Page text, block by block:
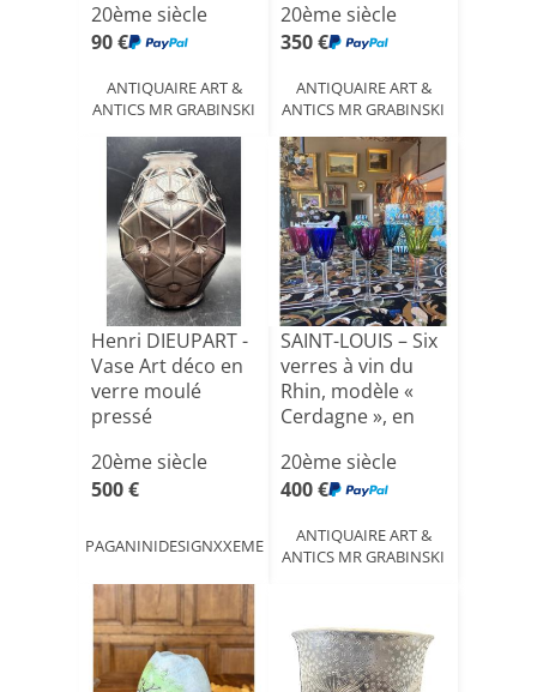
20ème siècle
90 €
ANTIQUAIRE ART &
ANTICS MR GRABINSKI
20ème siècle
350 €
ANTIQUAIRE ART &
ANTICS MR GRABINSKI
Henri DIEUPART -
Vase Art déco en
verre moulé
pressé
20ème siècle
500 €
PAGANINIDESIGNXXEME
SAINT-LOUIS – Six
verres à vin du
Rhin, modèle «
Cerdagne », en
20ème siècle
400 €
ANTIQUAIRE ART &
ANTICS MR GRABINSKI